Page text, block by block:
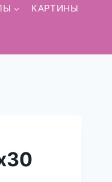
КАРТИНЫ